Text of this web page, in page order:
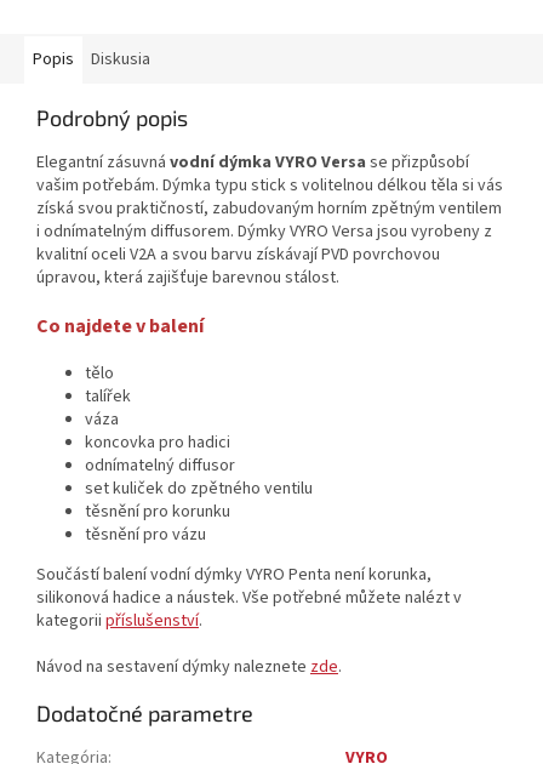
Popis Diskusia
Podrobný popis
Elegantní zásuvná vodní dýmka VYRO Versa se přizpůsobí
vašim potřebám. Dýmka typu stick s volitelnou délkou těla si vás
získá svou praktičností, zabudovaným horním zpětným ventilem
i odnímatelným diffusorem. Dýmky VYRO Versa jsou vyrobeny z
kvalitní oceli V2A a svou barvu získávají PVD povrchovou
úpravou, která zajišťuje barevnou stálost.
Co najdete v balení
tělo
talířek
váza
koncovka pro hadici
odnímatelný diffusor
set kuliček do zpětného ventilu
těsnění pro korunku
těsnění pro vázu
Součástí balení vodní dýmky VYRO Penta není korunka,
silikonová hadice a náustek. Vše potřebné můžete nalézt v
kategorii příslušenství.
Návod na sestavení dýmky naleznete zde.
Dodatočné parametre
Kategória:
VYRO